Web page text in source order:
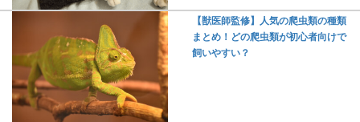
【獣医師監修】人気の爬虫類の種類
まとめ！どの爬虫類が初心者向けで
飼いやすい？